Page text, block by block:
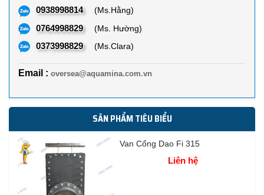
0938998814 (Ms.Hằng)
0764998829 (Ms. Hường)
0373998829 (Ms.Clara)
Email : oversea@aquamina.com.vn
SẢN PHẨM TIÊU BIỂU
Van Cổng Dao Fi 315
Liên hệ